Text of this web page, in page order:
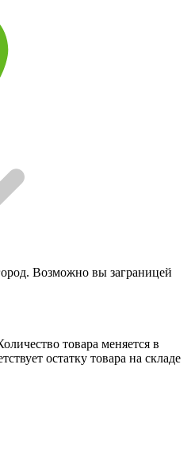
Возможно вы заграницей
товара меняется в
остатку товара на складе